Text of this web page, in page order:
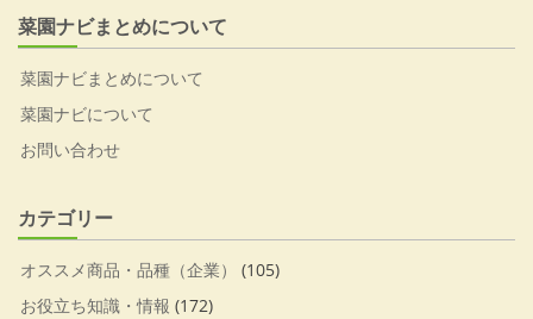
菜園ナビまとめについて
菜園ナビまとめについて
菜園ナビについて
お問い合わせ
カテゴリー
オススメ商品・品種（企業）
(105)
お役立ち知識・情報 (172)